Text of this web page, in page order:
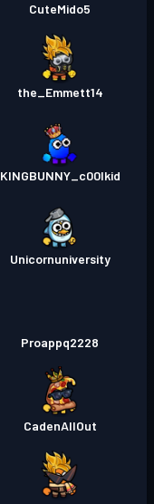
CuteMido5
the_Emmett14
KINGBUNNY_c00lkid
Unicornuniversity
Proappq2228
CadenAllOut